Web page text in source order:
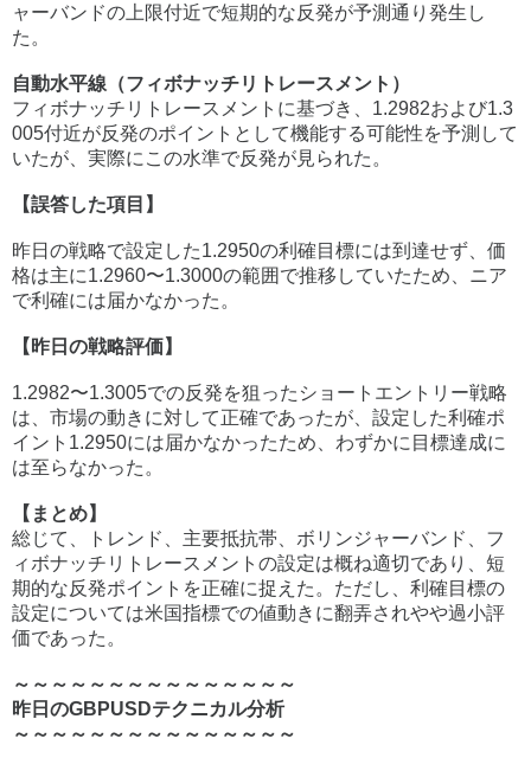
ャーバンドの上限付近で短期的な反発が予測通り発生し
た。
自動水平線（フィボナッチリトレースメント）
フィボナッチリトレースメントに基づき、1.2982および1.3
005付近が反発のポイントとして機能する可能性を予測して
いたが、実際にこの水準で反発が見られた。
【誤答した項目】
昨日の戦略で設定した1.2950の利確目標には到達せず、価
格は主に1.2960〜1.3000の範囲で推移していたため、ニア
で利確には届かなかった​。
【昨日の戦略評価】
1.2982〜1.3005での反発を狙ったショートエントリー戦略
は、市場の動きに対して正確であったが、設定した利確ポ
イント1.2950には届かなかったため、わずかに目標達成に
は至らなかった。
【まとめ】
総じて、トレンド、主要抵抗帯、ボリンジャーバンド、フ
ィボナッチリトレースメントの設定は概ね適切であり、短
期的な反発ポイントを正確に捉えた。ただし、利確目標の
設定については米国指標での値動きに翻弄されやや過小評
価であった。
～～～～～～～～～～～～～～～
昨日のGBPUSDテクニカル分析
～～～～～～～～～～～～～～～